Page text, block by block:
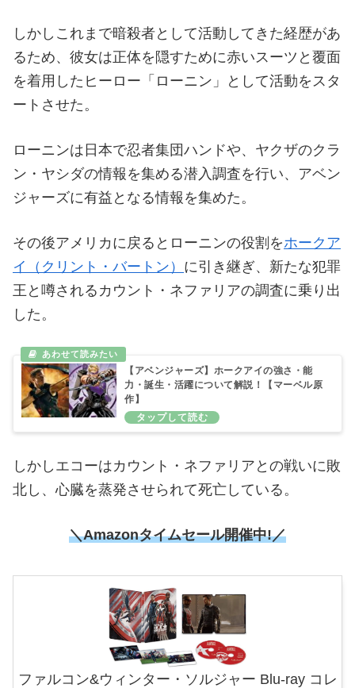
しかしこれまで暗殺者として活動してきた経歴があ
るため、彼女は正体を隠すために赤いスーツと覆面
を着用したヒーロー「ローニン」として活動をスタ
ートさせた。
ローニンは日本で忍者集団ハンドや、ヤクザのクラ
ン・ヤシダの情報を集める潜入調査を行い、アベン
ジャーズに有益となる情報を集めた。
その後アメリカに戻るとローニンの役割をホークア
イ（クリント・バートン） に引き継ぎ、新たな犯罪
王と噂されるカウント・ネファリアの調査に乗り出
した。
【アベンジャーズ】ホークアイの強さ・能
力・誕生・活躍について解説！【マーベル原
作】
しかしエコーはカウント・ネファリアとの戦いに敗
北し、心臓を蒸発させられて死亡している。
＼Amazonタイムセール開催中!／
ファルコン&ウィンター・ソルジャー Blu-ray コレ